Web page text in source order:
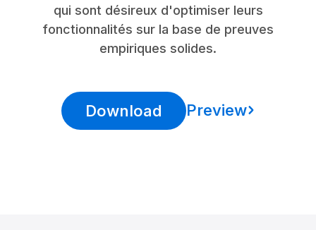
qui sont désireux d'optimiser leurs
fonctionnalités sur la base de preuves
empiriques solides.
Download Preview